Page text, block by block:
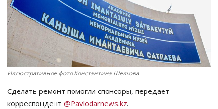
СПОРТ
Чек-лист
РАЗВЛЕЧЕНИЯ
Иллюстративное фото Константина Шелкова
Сделать ремонт помогли спонсоры, передает
корреспондент @Pavlodarnews.kz.